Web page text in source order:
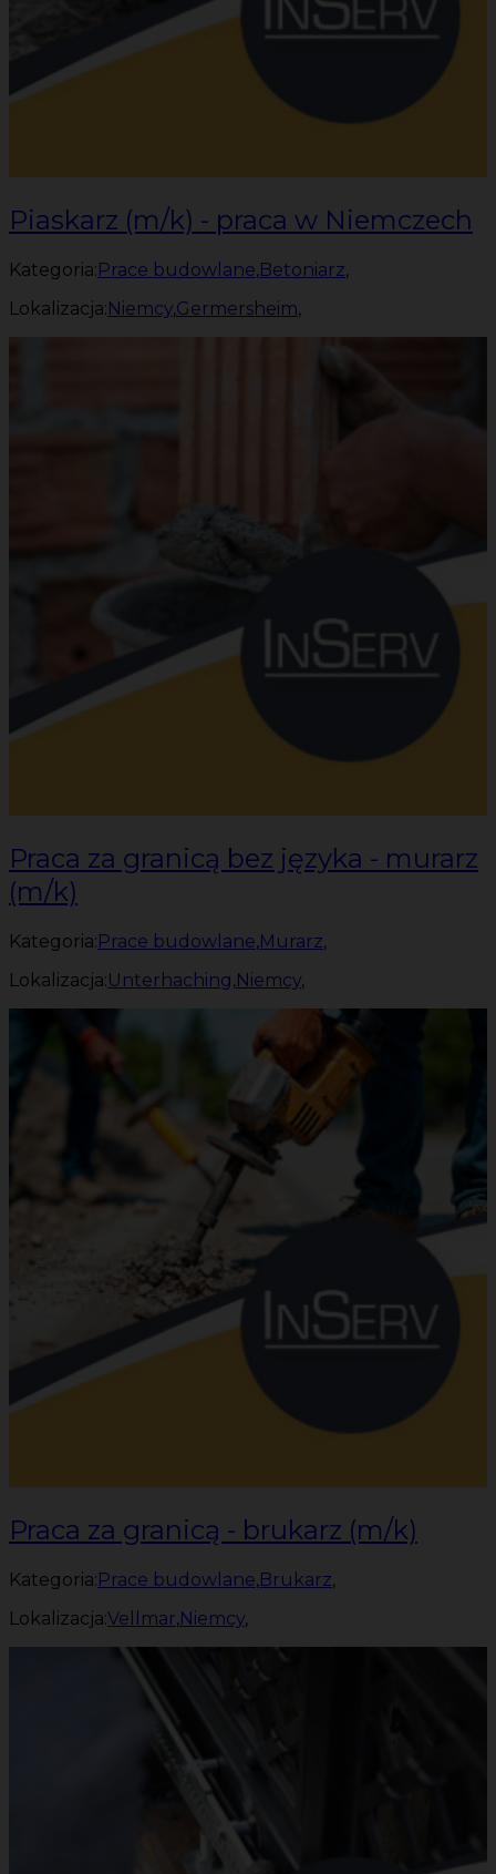
Piaskarz (m/k) - praca w Niemczech
Kategoria: Prace budowlane,Betoniarz,
Lokalizacja: Niemcy,Germersheim,
Praca za granicą bez języka - murarz
(m/k)
Kategoria:Prace budowlane,Murarz,
Lokalizacja:Unterhaching,Niemcy,
Praca za granicą - brukarz (m/k)
Kategoria:Prace budowlane,Brukarz,
Lokalizacja:Vellmar,Niemcy,